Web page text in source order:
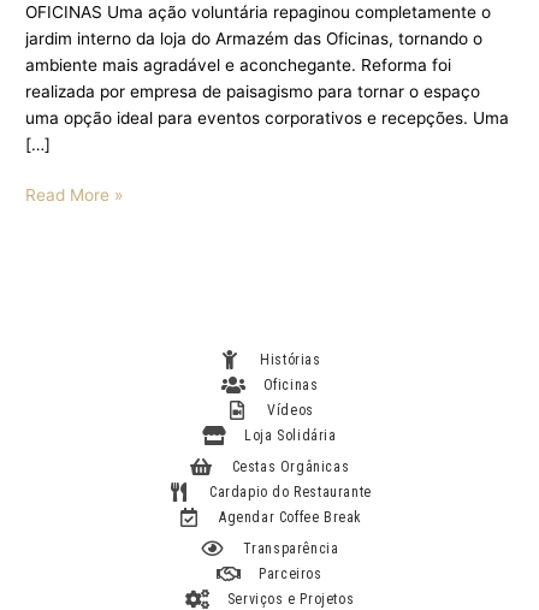
OFICINAS Uma ação voluntária repaginou completamente o
jardim interno da loja do Armazém das Oficinas, tornando o
ambiente mais agradável e aconchegante. Reforma foi
realizada por empresa de paisagismo para tornar o espaço
uma opção ideal para eventos corporativos e recepções. Uma
[…]
Read More »
Histórias
Oficinas
Vídeos
Loja Solidária
Cestas Orgânicas
Cardapio do Restaurante
Agendar Coffee Break
Transparência
Parceiros
Serviços e Projetos